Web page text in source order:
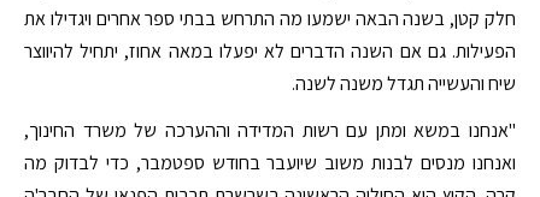
חלק קטן, בשנה הבאה ישמעו מה התרחש בבתי ספר אחרים ויגדילו את
הפעילות. גם אם השנה הדברים לא יפעלו במאה אחוז, יתחיל להיווצר
שיח והעשייה תגדל משנה לשנה.
"אנחנו במשא ומתן עם רשות המדידה וההערכה של משרד החינוך,
ואנחנו מנסים לבנות משוב שיועבר בחודש ספטמבר, כדי לבדוק מה